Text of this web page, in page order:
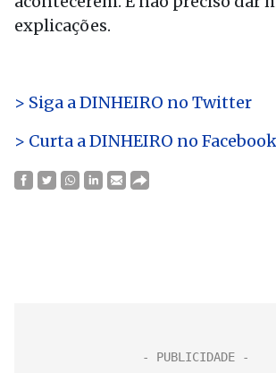
explicações.
> Siga a DINHEIRO no Twitter
> Curta a DINHEIRO no Facebook